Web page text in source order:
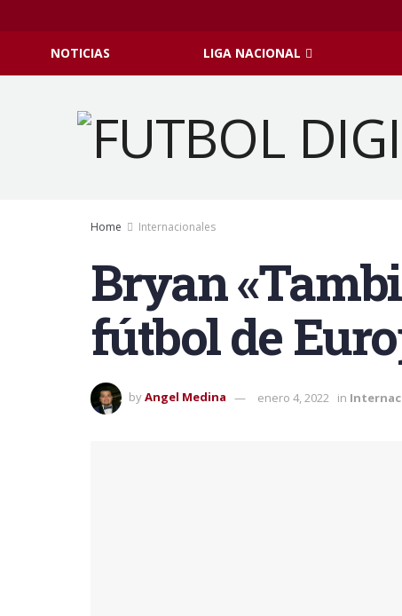
NOTICIAS LIGA NACIONAL
Home Internacionales
Bryan
fútbol de
byAngel Medina enero 4, 2022 in